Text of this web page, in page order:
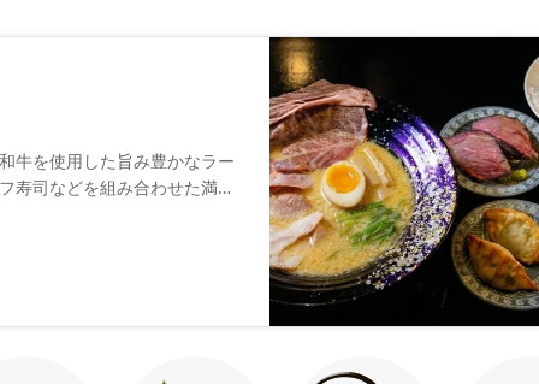
牛を使用した旨み豊かなラー
寿司などを組み合わせた満足